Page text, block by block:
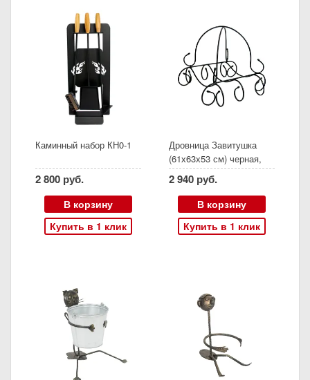
Каминный набор КН0-1
2 800 руб.
В корзину
Купить в 1 клик
Дровница Завитушка
(61х63х53 см) черная,
складная
2 940 руб.
В корзину
Купить в 1 клик